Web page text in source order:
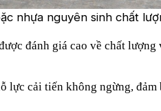
nhựa nguyên sinh chất
đánh giá cao về chất
lực cải tiến không ngừng, đảm